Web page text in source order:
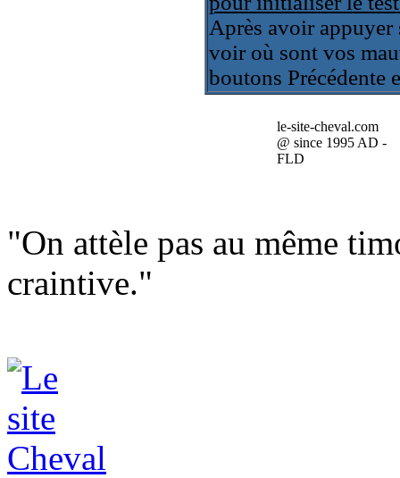
Après avoir appuyer
voir où sont vos
boutons Précédente
le-site-cheval.com
@ since 1995 AD -
FLD
"On attèle pas au même
craintive."